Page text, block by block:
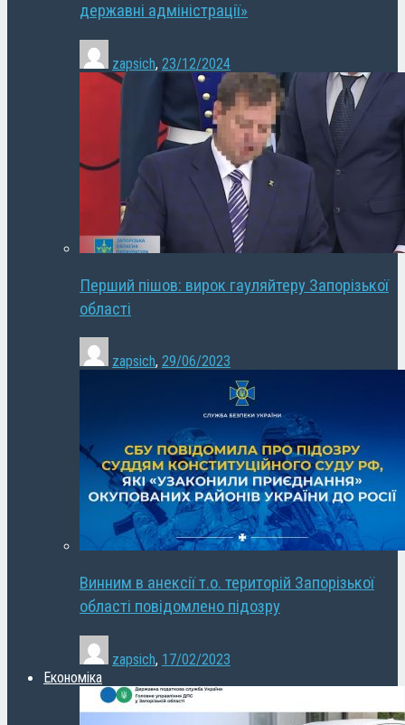
державні адміністрації»
zapsich, 23/12/2024
Перший пішов: вирок гауляйтеру Запорізької
області
zapsich, 29/06/2023
Винним в анексії т.о. територій Запорізької
області повідомлено підозру
zapsich, 17/02/2023
Економіка